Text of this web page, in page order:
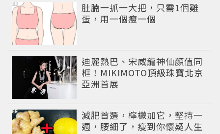
肚腩一抓一大把，只需1個雞
蛋，用一個瘦一個
PR
迪麗熱巴、宋威龍神仙顏值同
框！MIKIMOTO頂級珠寶北京
亞洲首展
減肥首選，檸檬加它，堅持一
週，腰細了，瘦到你懷疑人生
PR